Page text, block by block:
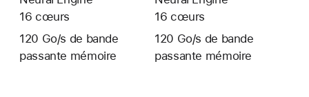
16 cœurs
120 Go/s de bande
passante mémoire
16 cœurs
120 Go/s de bande
passante mémoire